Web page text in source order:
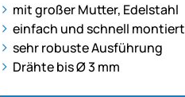
mit großer Mutter, Edelstahl
einfach und schnell montiert
sehr robuste Ausführung
Drähte bis Ø 3 mm